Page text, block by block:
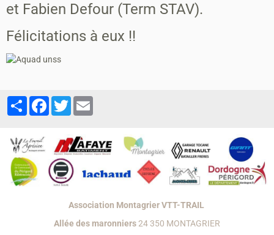
et Fabien Defour (Term STAV).
Félicitations à eux !!
PartagerFacebook
Twitter
Association Montagrier VTT-TRAIL
Allée des maronniers24 350 MONTAGRIER